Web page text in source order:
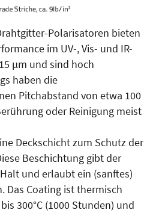
Polarisatoren bieten
im UV-, Vis- und IR-
µm und sind hoch
haben die
Pitchabstand von etwa 100
oder Reinigung meist
Deckschicht zum Schutz der
Beschichtung gibt der
und erlaubt ein (sanftes)
Das Coating ist thermisch
300°C (1000 Stunden) und